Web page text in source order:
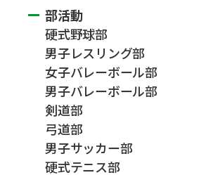
部活動
硬式野球部
男子レスリング部
女子バレーボール部
男子バレーボール部
剣道部
弓道部
男子サッカー部
硬式テニス部